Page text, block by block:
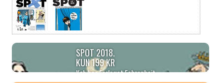
SPOT 2018.
KUN 199 KR
Køb hos Forlaget Fahrenheit